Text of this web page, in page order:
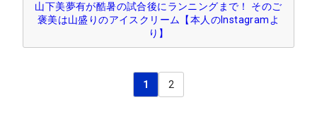
山下美夢有が酷暑の試合後にランニングまで！ そのご
褒美は山盛りのアイスクリーム【本人のInstagramよ
り】
1 2